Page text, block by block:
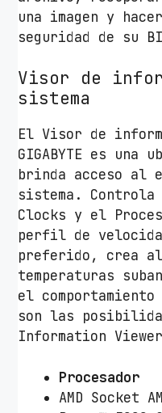
una imagen y
seguridad de su
Visor de
sistema
El Visor de
GIGABYTE es
brinda acceso al
sistema. Controla
Clocks y el
perfil de
preferido, crea
temperaturas
el
son las
Information
Procesador
AMD Socket